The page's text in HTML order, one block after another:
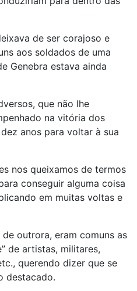
de ser corajoso e
aos soldados de uma
Genebra estava ainda
que não lhe
na vitória dos
anos para voltar à sua
nos queixamos de termos
conseguir alguma coisa
em muitas voltas e
de outrora, eram comuns as
de artistas, militares,
querendo dizer que se
destacado.